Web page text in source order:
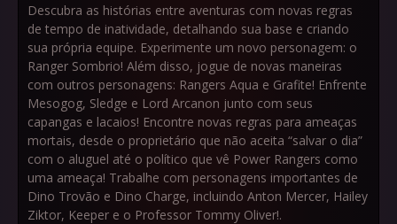
Descubra as histórias entre aventuras com novas regras
de tempo de inatividade, detalhando sua base e criando
sua própria equipe. Experimente um novo personagem: o
Ranger Sombrio! Além disso, jogue de novas maneiras
com outros personagens: Rangers Aqua e Grafite! Enfrente
Mesogog, Sledge e Lord Arcanon junto com seus
capangas e lacaios! Encontre novas regras para ameaças
mortais, desde o proprietário que não aceita “salvar o dia”
com o aluguel até o político que vê Power Rangers como
uma ameaça! Trabalhe com personagens importantes de
Dino Trovão e Dino Charge, incluindo Anton Mercer, Hailey
Ziktor, Keeper e o Professor Tommy Oliver!.